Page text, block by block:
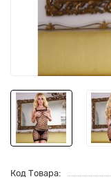
Код Товара: